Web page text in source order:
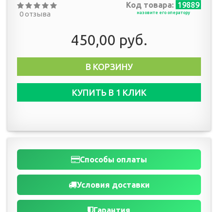
0 отзыва
Код товара: 19889
назовите его оператору
450,00 руб.
В КОРЗИНУ
КУПИТЬ В 1 КЛИК
Способы оплаты
Условия доставки
Гарантия